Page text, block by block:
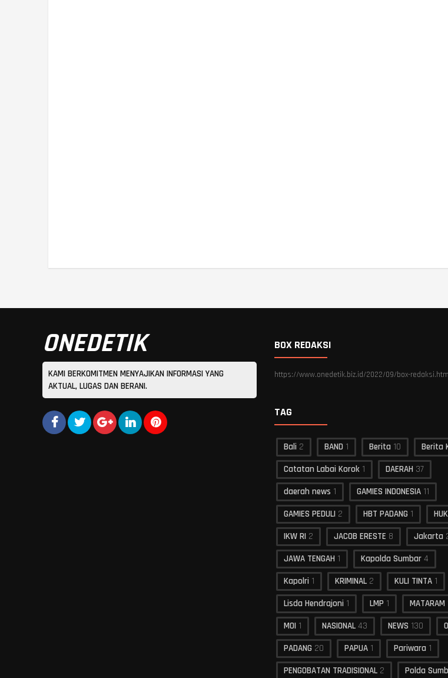
ONEDETIK
KAMI BERKOMITMEN MENYAJIKAN INFORMASI YANG
AKTUAL, LUGAS DAN BERANI.
BOX REDAKSI
https://www.onedetik.biz.id/2022/09/box-redaksi.html
TAG
Bali 2 BAND 1 Berita 10 Berita
Catatan Labai Korok 1 DAERAH 37
daerah news 1 GAMIES INDONESIA 11
GAMIES PEDULI 2 HBT PADANG 1
IKW RI 2 JACOB ERESTE 8 Jakarta
JAWA TENGAH 1 Kapolda Sumbar 4
Kapolri 1 KRIMINAL 2 KULI TINTA 1
Lisda Hendrajoni 1 LMP 1 MATARAM
MOI 1 NASIONAL 43 NEWS 130
PADANG 20 PAPUA 1 Pariwara 1
PENGOBATAN TRADISIONAL 2 Polda